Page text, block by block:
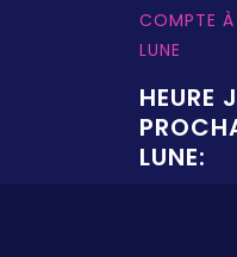
COMPTE À
LUNE
HEURE
LUNE: